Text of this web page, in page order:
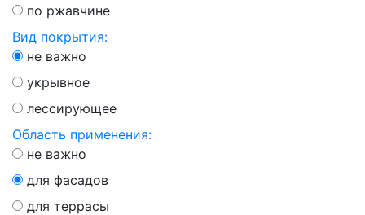
по ржавчине
Вид покрытия:
не важно
укрывное
лессирующее
Область применения:
не важно
для фасадов
для террасы